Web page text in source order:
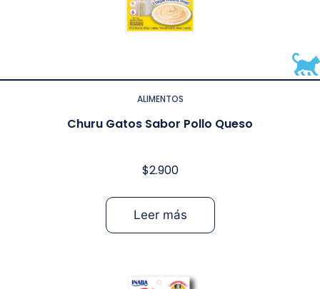
ALIMENTOS
Churu Gatos Sabor Pollo Queso
$2.900
Leer más